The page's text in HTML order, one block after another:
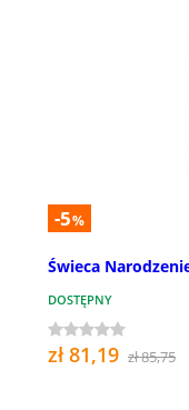
-5%
Świeca
DOSTĘPNY
zł 81,19 zł 85,75